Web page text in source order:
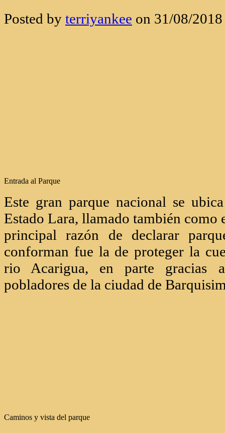
Posted by terriyankee on 31/08/2018
Entrada al Parque
Este gran parque nacional se
Estado Lara, llamado también como
principal razón de declarar
conforman fue la de proteger la
rio Acarigua, en parte gracias
pobladores de la ciudad de
Caminos y vista del parque